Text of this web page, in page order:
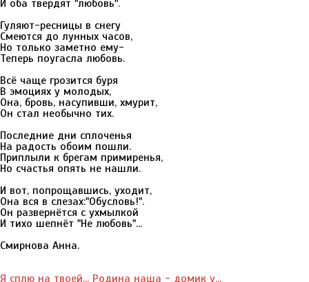
И оба твердят "любовь".
Гуляют-ресницы в снегу
Смеются до лунных часов,
Но только заметно ему-
Теперь поугасла любовь.
Всё чаще грозится буря
В эмоциях у молодых,
Она, бровь, насупивши, хмурит,
Он стал необычно тих.
Последние дни сплоченья
На радость обоим пошли.
Приплыли к брегам примиренья,
Но счастья опять не нашли.
И вот, попрощавшись, уходит,
Она вся в слезах:"Обусловь!".
Он развернётся с ухмылкой
И тихо шепнёт "Не любовь"...
Смирнова Анна.
Я сплю на твоей... Родина наша - домик у...